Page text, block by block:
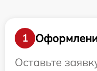
1
Оставьте